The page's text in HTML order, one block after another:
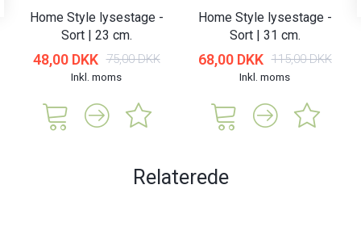
Home Style lysestage -
Sort | 23 cm.
48,00 DKK 75,00 DKK
Inkl. moms
Home Style lysestage -
Sort | 31 cm.
68,00 DKK 115,00 DKK
Inkl. moms
Relaterede